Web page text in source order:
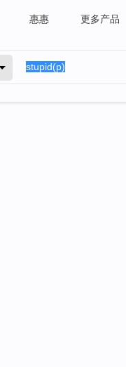
惠惠 更多产品